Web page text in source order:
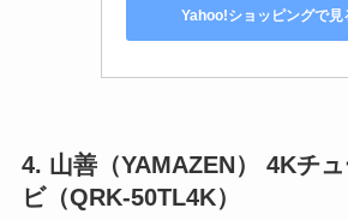
Yahoo!ショッピングで見
4. 山善（YAMAZEN） 4Kチ
ビ（QRK-50TL4K）